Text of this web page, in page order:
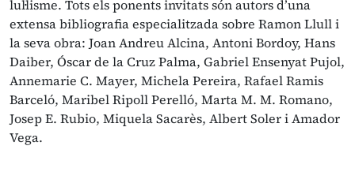
lul·lisme. Tots els ponents invitats són autors d’una
extensa bibliografia especialitzada sobre Ramon Llull i
la seva obra: Joan Andreu Alcina, Antoni Bordoy, Hans
Daiber, Óscar de la Cruz Palma, Gabriel Ensenyat Pujol,
Annemarie C. Mayer, Michela Pereira, Rafael Ramis
Barceló, Maribel Ripoll Perelló, Marta M. M. Romano,
Josep E. Rubio, Miquela Sacarès, Albert Soler i Amador
Vega.